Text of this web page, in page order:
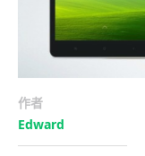
作者
Edward